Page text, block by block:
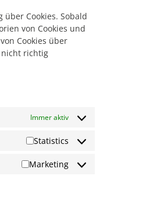
Cookies. Sobald
von Cookies und
Cookies über
nicht richtig
Immer aktiv
Statistics
Marketing